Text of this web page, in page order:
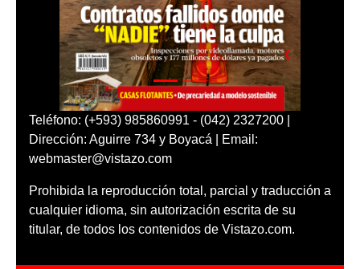
Teléfono: (+593) 985860991 - (042) 2327200 |
Dirección: Aguirre 734 y Boyacá | Email:
webmaster@vistazo.com
Prohibida la reproducción total, parcial y traducción a
cualquier idioma, sin autorización escrita de su
titular, de todos los contenidos de Vistazo.com.